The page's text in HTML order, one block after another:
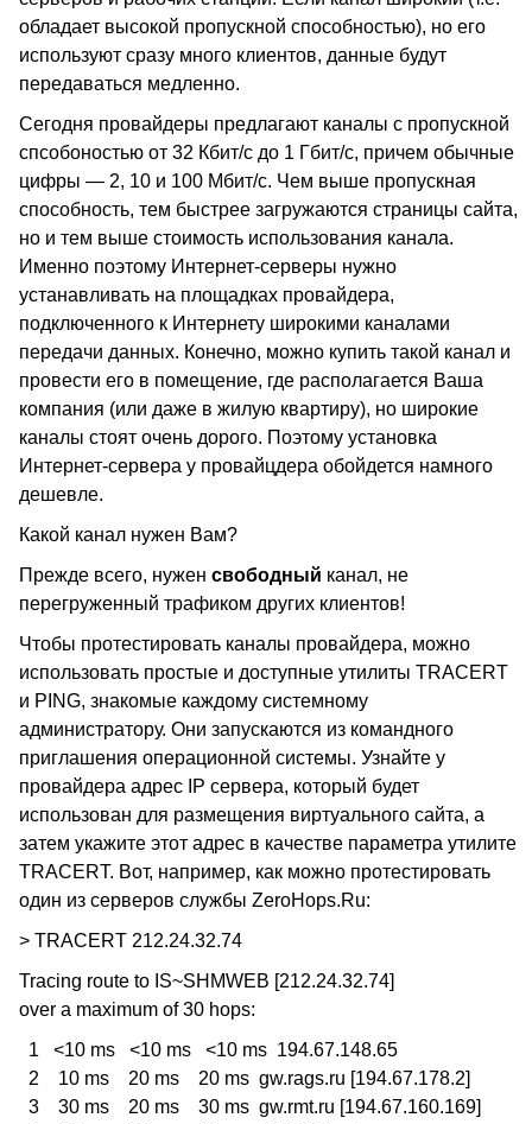
обладает высокой пропускной способностью), но его
используют сразу много клиентов, данные будут
передаваться медленно.
Сегодня провайдеры предлагают каналы с пропускной
спсобоностью от 32 Кбит/с до 1 Гбит/с, причем обычные
цифры — 2, 10 и 100 Мбит/с. Чем выше пропускная
способность, тем быстрее загружаются страницы сайта,
но и тем выше стоимость использования канала.
Именно поэтому Интернет-серверы нужно
устанавливать на площадках провайдера,
подключенного к Интернету широкими каналами
передачи данных. Конечно, можно купить такой канал и
провести его в помещение, где располагается Ваша
компания (или даже в жилую квартиру), но широкие
каналы стоят очень дорого. Поэтому установка
Интернет-сервера у провайцдера обойдется намного
дешевле.
Какой канал нужен Вам?
Прежде всего, нужен свободный канал, не
перегруженный трафиком других клиентов!
Чтобы протестировать каналы провайдера, можно
использовать простые и доступные утилиты TRACERT
и PING, знакомые каждому системному
администратору. Они запускаются из командного
приглашения операционной системы. Узнайте у
провайдера адрес IP сервера, который будет
использован для размещения виртуального сайта, а
затем укажите этот адрес в качестве параметра утилите
TRACERT. Вот, например, как можно протестировать
один из серверов службы ZeroHops.Ru:
> TRACERT 212.24.32.74
Tracing route to IS~SHMWEB [212.24.32.74]
over a maximum of 30 hops:
1 <10 ms <10 ms <10 ms 194.67.148.65
2 10 ms 20 ms 20 ms gw.rags.ru [194.67.178.2]
3 30 ms 20 ms 30 ms gw.rmt.ru [194.67.160.169]